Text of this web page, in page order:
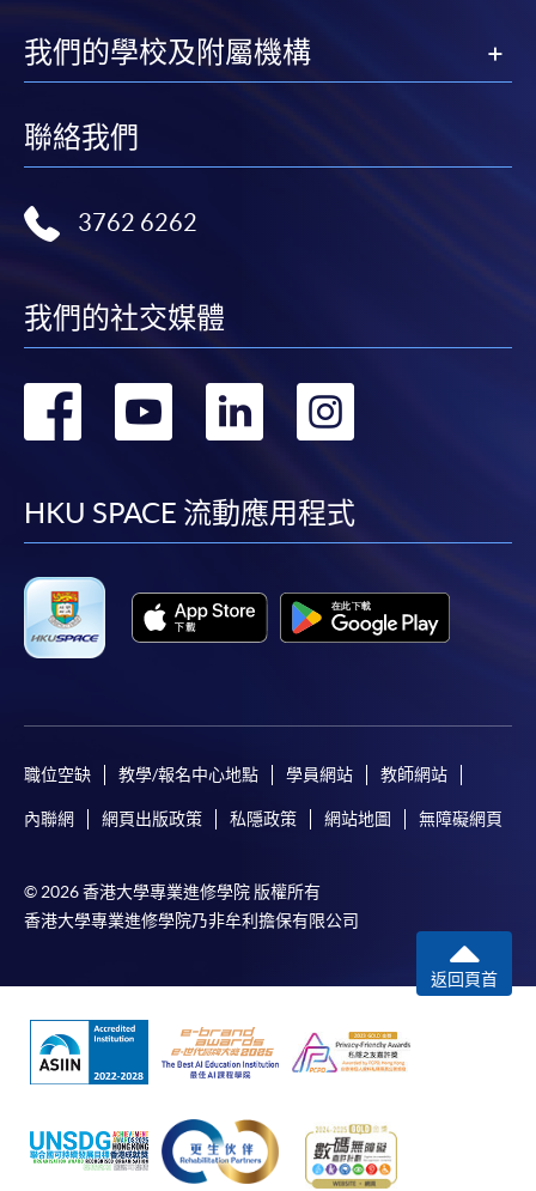
我們的學校及附屬機構
聯絡我們
3762 6262
我們的社交媒體
轉
facebook
轉
youtube
轉
linkedin
HKU SPACE 流動應用程式
職位空缺 教學/報名中心地點 學員網站 教師網站
內聯網 網頁出版政策 私隱政策 網站地圖 無障礙網頁
© 2026 香港大學專業進修學院 版權所有
香港大學專業進修學院乃非牟利擔保有限公司
返回頁首